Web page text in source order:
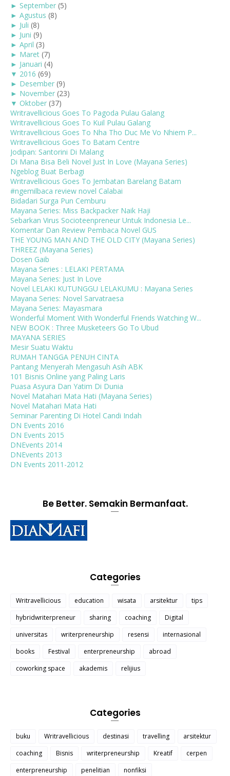
► September (5)
► Agustus (8)
► Juli (8)
► Juni (9)
► April (3)
► Maret (7)
► Januari (4)
▼ 2016 (69)
► Desember (9)
► November (23)
▼ Oktober (37)
Writravellicious Goes To Pagoda Pulau Galang
Writravellicious Goes To Kuil Pulau Galang
Writravellicious Goes To Nha Tho Duc Me Vo Nhiem P...
Writravellicious Goes To Batam Centre
Jodipan: Santorini Di Malang
Di Mana Bisa Beli Novel Just In Love (Mayana Series)
Ngeblog Buat Berbagi
Writravellicious Goes To Jembatan Barelang Batam
#ngemilbaca review novel Calabai
Bidadari Surga Pun Cemburu
Mayana Series: Miss Backpacker Naik Haji
Sebarkan Virus Socioteenpreneur Untuk Indonesia Le...
Komentar Dan Review Pembaca Novel GUS
THE YOUNG MAN AND THE OLD CITY (Mayana Series)
THREEZ (Mayana Series)
Dosen Gaib
Mayana Series : LELAKI PERTAMA
Mayana Series: Just In Love
Novel LELAKI KUTUNGGU LELAKUMU : Mayana Series
Mayana Series: Novel Sarvatraesa
Mayana Series: Mayasmara
Wonderful Moment With Wonderful Friends Watching W...
NEW BOOK : Three Musketeers Go To Ubud
MAYANA SERIES
Mesir Suatu Waktu
RUMAH TANGGA PENUH CINTA
Pantang Menyerah Mengasuh Asih ABK
101 Bisnis Online yang Paling Laris
Puasa Asyura Dan Yatim Di Dunia
Novel Matahari Mata Hati (Mayana Series)
Novel Matahari Mata Hati
Seminar Parenting Di Hotel Candi Indah
DN Events 2016
DN Events 2015
DNEvents 2014
DNEvents 2013
DN Events 2011-2012
Be Better. Semakin Bermanfaat.
Categories
Writravellicious education wisata arsitektur
tips
hybridwriterpreneur
sharing coaching
Digital
universitas
writerpreneurship resensi
internasional
books
Festival enterpreneurship
abroad
coworking space
akademis relijius
Categories
buku Writravellicious destinasi travelling
arsitektur
coaching
Bisnis writerpreneurship Kreatif
cerpen
enterpreneurship
penelitian nonfiksi